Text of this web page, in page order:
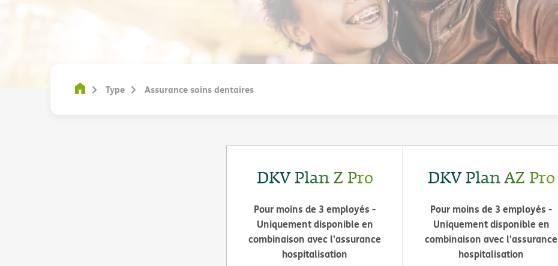
Type Assurance soins dentaires
DKV Plan Z Pro
Pour moins de 3 employés -
Uniquement disponible en
combinaison avec l'assurance
hospitalisation
DKV Plan AZ Pro
Pour moins de 3 employés -
Uniquement disponible en
combinaison avec l'assurance
hospitalisation